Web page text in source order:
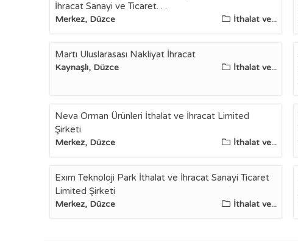
İhracat Sanayi ve Ticaret. . .
Merkez, Düzce İthalat ve...
Martı Uluslarasası Nakliyat İhracat
Kaynaşlı, Düzce İthalat ve...
Neva Orman Ürünleri İthalat ve İhracat Limited
Şirketi
Merkez, Düzce İthalat ve...
Exım Teknoloji Park İthalat ve İhracat Sanayi Ticaret
Limited Şirketi
Merkez, Düzce İthalat ve...